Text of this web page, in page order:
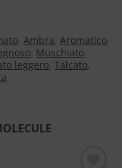
, Ambra, Aromatico,
, Muschiato,
leggero,Talcato,